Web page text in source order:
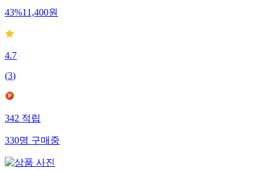
43%11,400원
4.7
(3)
342적립
330명구매중